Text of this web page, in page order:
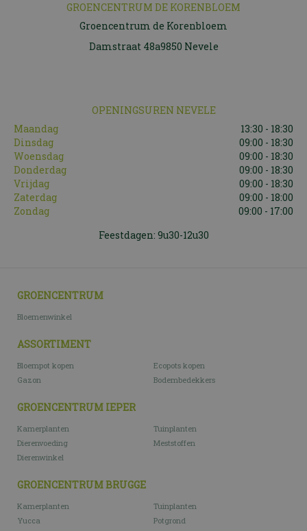
GROENCENTRUM DE KORENBLOEM
Groencentrum de Korenbloem
Damstraat 48a9850 Nevele
OPENINGSUREN NEVELE
Maandag
13:30 - 18:30
Dinsdag
09:00 - 18:30
Woensdag
09:00 - 18:30
Donderdag
09:00 - 18:30
Vrijdag
09:00 - 18:30
Zaterdag
09:00 - 18:00
Zondag
09:00 - 17:00
Feestdagen: 9u30-12u30
GROENCENTRUM
Bloemenwinkel
ASSORTIMENT
Bloempot kopen
Ecopots kopen
Gazon
Bodembedekkers
GROENCENTRUM IEPER
Kamerplanten
Tuinplanten
Dierenvoeding
Meststoffen
Dierenwinkel
GROENCENTRUM BRUGGE
Kamerplanten
Tuinplanten
Yucca
Potgrond